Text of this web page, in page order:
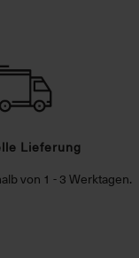
Lieferung
von 1 - 3 Werktagen.